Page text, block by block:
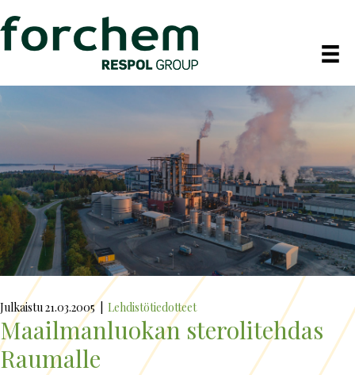
Julkaistu 21.03.2005| Lehdistötiedotteet
Maailmanluokan sterolitehdas
Raumalle